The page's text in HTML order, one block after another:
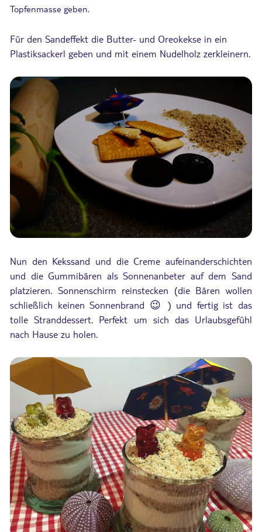
Topfenmasse geben.
Für den Sandeffekt die Butter- und Oreokekse in ein
Plastiksackerl geben und mit einem Nudelholz zerkleinern.
Nun den Kekssand und die Creme aufeinanderschichten
und die Gummibären als Sonnenanbeter auf dem Sand
platzieren. Sonnenschirm reinstecken (die Bären wollen
schließlich keinen Sonnenbrand 😉 ) und fertig ist das
tolle Stranddessert. Perfekt um sich das Urlaubsgefühl
nach Hause zu holen.